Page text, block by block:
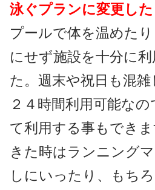
泳ぐプランに変更した
プールで体を温めた
にせず施設を十分に
た。週末や祝日も混雑
２４時間利用可能な
て利用する事もでき
きた時はランニング
しにいったり、もち